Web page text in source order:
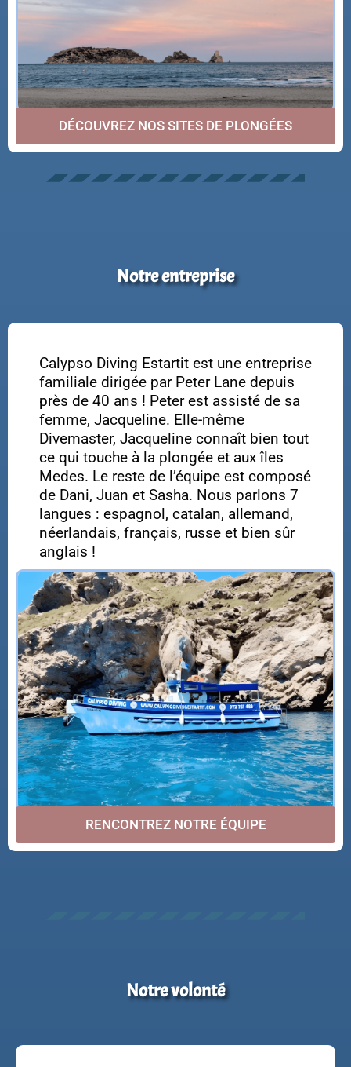
DÉCOUVREZ NOS SITES DE PLONGÉES
Notre entreprise
Calypso Diving Estartit est une entreprise
familiale dirigée par Peter Lane depuis
près de 40 ans ! Peter est assisté de sa
femme, Jacqueline. Elle-même
Divemaster, Jacqueline connaît bien tout
ce qui touche à la plongée et aux îles
Medes. Le reste de l’équipe est composé
de Dani, Juan et Sasha. Nous parlons 7
langues : espagnol, catalan, allemand,
néerlandais, français, russe et bien sûr
anglais !
RENCONTREZ NOTRE ÉQUIPE
Notre volonté